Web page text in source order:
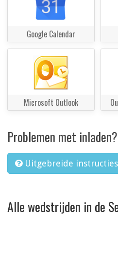
Google Calendar
Microsoft Outlook
Problemen met inladen?
Uitgebreide instructies
Alle wedstrijden in de